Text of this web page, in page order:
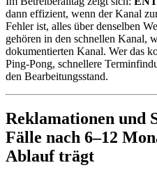
dann effizient, wenn der Kanal
Fehler ist, alles über denselben
gehören in den schnellen Kanal,
dokumentierten Kanal. Wer das
Ping-Pong, schnellere
den Bearbeitungsstand.
Reklamationen und
Fälle nach 6–12
Ablauf trägt